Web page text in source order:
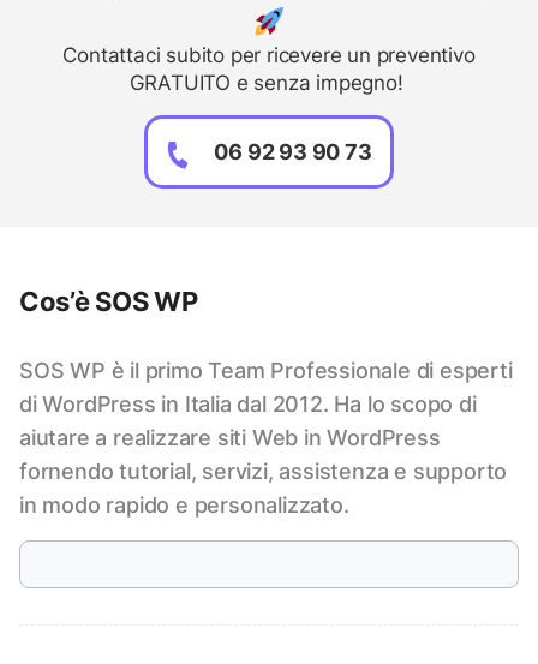
Contattaci subito per ricevere un preventivo
GRATUITO e senza impegno!
06 92 93 90 73
Cos’è SOS WP
SOS WP è il primo Team Professionale di esperti
di WordPress in Italia dal 2012. Ha lo scopo di
aiutare a realizzare siti Web in WordPress
fornendo tutorial, servizi, assistenza e supporto
in modo rapido e personalizzato.